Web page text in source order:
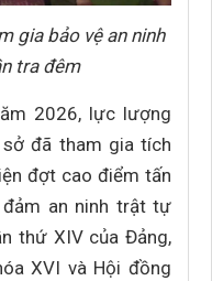
gia bảo vệ an ninh
tra đêm
2026, lực lượng
đã tham gia tích
đợt cao điểm tấn
an ninh trật tự
thứ XIV của Đảng,
XVI và Hội đồng